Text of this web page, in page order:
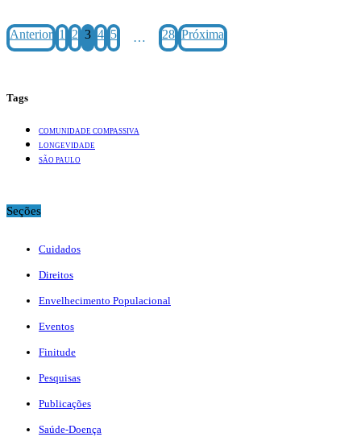
Anterior 1 2 3 4 5 … 28 Próxima
Tags
COMUNIDADE COMPASSIVA
LONGEVIDADE
SÃO PAULO
Seções
Cuidados
Direitos
Envelhecimento Populacional
Eventos
Finitude
Pesquisas
Publicações
Saúde-Doença